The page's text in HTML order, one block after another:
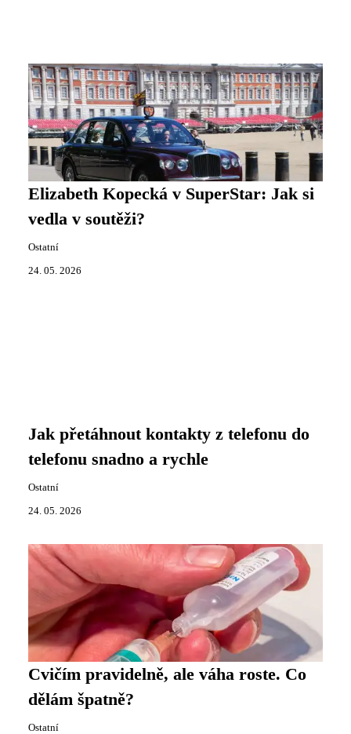
Elizabeth Kopecká v SuperStar: Jak si
vedla v soutěži?
Ostatní
24. 05. 2026
Jak přetáhnout kontakty z telefonu do
telefonu snadno a rychle
Ostatní
24. 05. 2026
Cvičím pravidelně, ale váha roste. Co
dělám špatně?
Ostatní